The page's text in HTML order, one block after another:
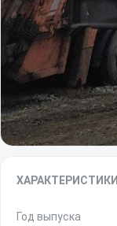
ХАРАКТЕРИСТИКИ
Год выпуска